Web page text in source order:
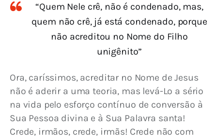
“Quem Nele crê, não é condenado, mas,
quem não crê, já está condenado, porque
não acreditou no Nome do Filho
unigênito”
Ora, caríssimos, acreditar no Nome de Jesus
não é aderir a uma teoria, mas levá-Lo a sério
na vida pelo esforço contínuo de conversão à
Sua Pessoa divina e à Sua Palavra santa!
Crede, irmãos, crede, irmãs! Crede não com